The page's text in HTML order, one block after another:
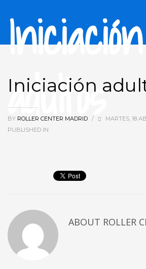
Iniciación
adultos
Iniciación
BY ROLLER CENTER MADRID / MARTES, 18
PUBLISHED IN
ABOUT ROLLER